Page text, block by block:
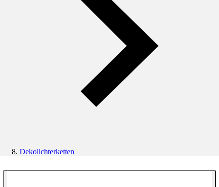
Dekolichterketten